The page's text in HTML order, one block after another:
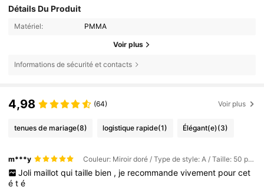
Détails Du Produit
Matériel: PMMA
Voir plus
Informations de sécurité et contacts
4,98 (64) Voir plus
tenues de mariage(8) logistique rapide(1) Élégant(e)(3)
m***y Couleur: Miroir doré / Type de style: A / Taille: 50 pièces
Joli maillot qui taille bien , je recommande vivement pour cet
été